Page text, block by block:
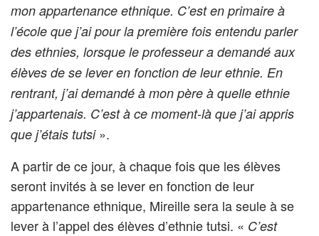
mon appartenance ethnique. C’est en primaire à
l’école que j’ai pour la première fois entendu parler
des ethnies, lorsque le professeur a demandé aux
élèves de se lever en fonction de leur ethnie. En
rentrant, j’ai demandé à mon père à quelle ethnie
j’appartenais. C’est à ce moment-là que j’ai appris
que j’étais tutsi».
A partir de ce jour, à chaque fois que les élèves
seront invités à se lever en fonction de leur
appartenance ethnique, Mireille sera la seule à se
lever à l’appel des élèves d’ethnie tutsi. « C’est